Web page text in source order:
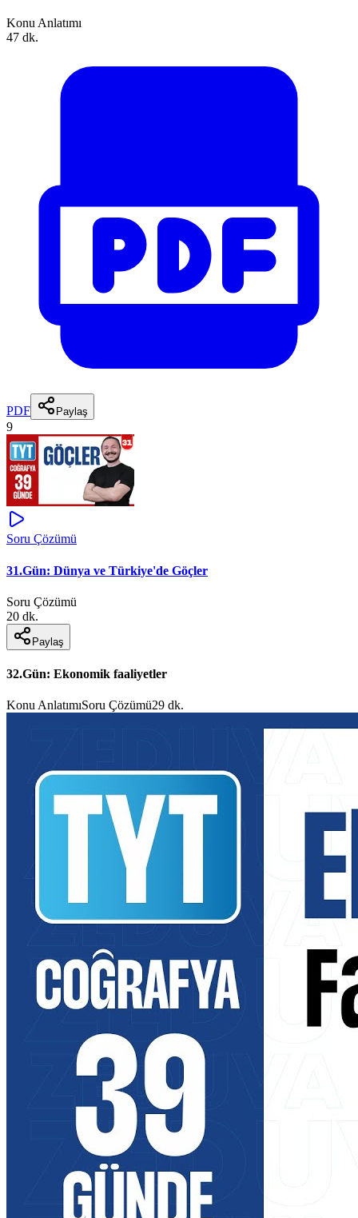
Konu Anlatımı
47 dk.
PDF Paylaş
9
Soru Çözümü
31.Gün: Dünya ve Türkiye'de Göçler
Soru Çözümü
20 dk.
Paylaş
32.Gün: Ekonomik faaliyetler
Konu AnlatımıSoru Çözümü29 dk.